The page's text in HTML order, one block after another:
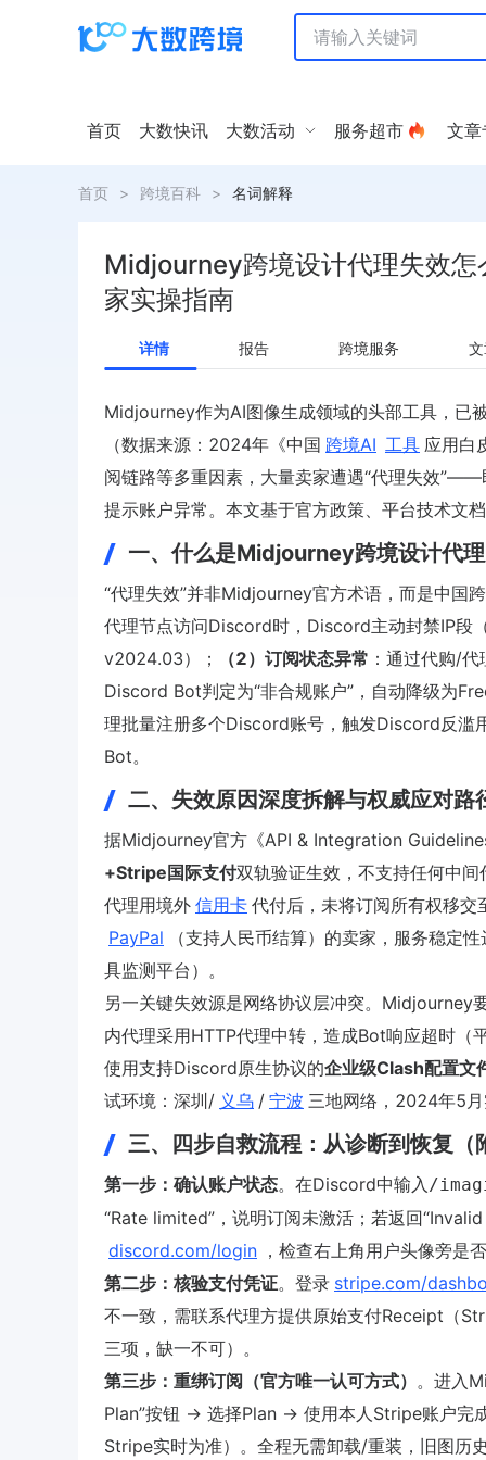
首页 大数快讯 大数活动 服务超市 文章
首页 > 跨境百科 > 名词解释
Midjourney跨境设计代理失效怎
家实操指南
详情 报告 跨境服务
Midjourney作为AI图像生成领域的头部工具，已
（数据来源：2024年《中国 跨境AI 工具 应用白
阅链路等多重因素，大量卖家遭遇“代理失效
提示账户异常。本文基于官方政策、平台技术文
一、什么是Midjourney跨境设计代
“代理失效”并非Midjourney官方术语，而是中国
代理节点访问Discord时，Discord主动封禁IP段
v2024.03）；
（2）订阅状态异常 ：通过代购/
Discord Bot判定为“非合规账户”，自动降级为
理批量注册多个Discord账号，触发Discord反滥
Bot。
二、失效原因深度拆解与权威应对路
据Midjourney官方《API & Integration
+Stripe国际支付双轨验证生效，不支持任何中
代理用境外 信用卡 代付后，未将订阅所有权移
PayPal
（支持人民币结算）的卖家，服务稳
具监测平台）。
另一关键失效源是网络协议层冲突。
内代理采用HTTP代理中转，造成Bot响应超时
使用支持Discord原生协议的企业级Clash配置文
试环境：深圳/ 义乌 / 宁波 三地网络，2024年5
三、四步自救流程：从诊断到恢复（
第一步：确认账户状态。在Discord中输入/
“Rate limited”，说明订阅未激活；若返回
discord.com/login ，检查右上角用户头像旁是
第二步：核验支付凭证。登录 stripe.com/
不一致，需联系代理方提供原始支付Receipt（
三项，缺一不可）。
第三步：重绑订阅（官方唯一认可方式） 。进入
Plan”按钮 → 选择Plan → 使用本人Stripe账户完
Stripe实时为准）。全程无需卸载/重装，旧图